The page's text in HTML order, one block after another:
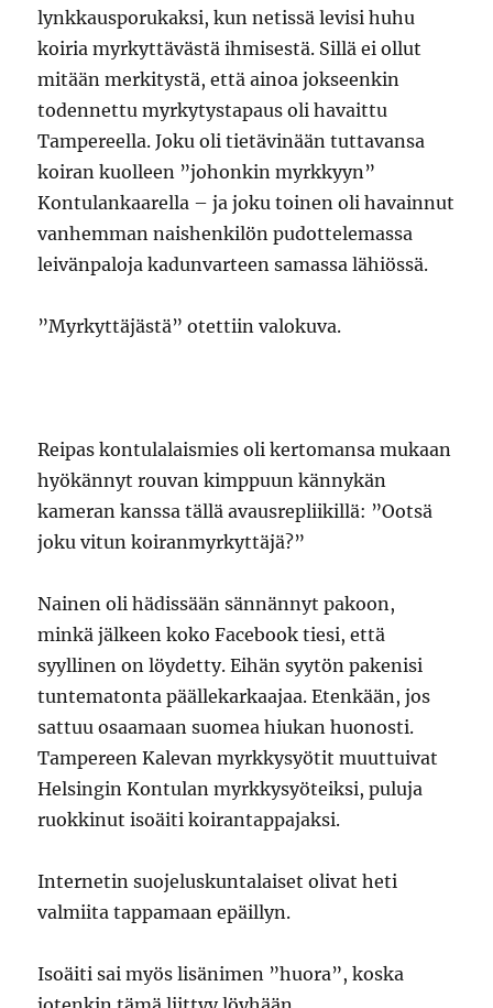
lynkkausporukaksi, kun netissä levisi huhu
koiria myrkyttävästä ihmisestä. Sillä ei ollut
mitään merkitystä, että ainoa jokseenkin
todennettu myrkytystapaus oli havaittu
Tampereella. Joku oli tietävinään tuttavansa
koiran kuolleen ”johonkin myrkkyyn”
Kontulankaarella – ja joku toinen oli havainnut
vanhemman naishenkilön pudottelemassa
leivänpaloja kadunvarteen samassa lähiössä.
”Myrkyttäjästä” otettiin valokuva.
Reipas kontulalaismies oli kertomansa mukaan
hyökännyt rouvan kimppuun kännykän
kameran kanssa tällä avausrepliikillä: ”Ootsä
joku vitun koiranmyrkyttäjä?”
Nainen oli hädissään sännännyt pakoon,
minkä jälkeen koko Facebook tiesi, että
syyllinen on löydetty. Eihän syytön pakenisi
tuntematonta päällekarkaajaa. Etenkään, jos
sattuu osaamaan suomea hiukan huonosti.
Tampereen Kalevan myrkkysyötit muuttuivat
Helsingin Kontulan myrkkysyöteiksi, puluja
ruokkinut isoäiti koirantappajaksi.
Internetin suojeluskuntalaiset olivat heti
valmiita tappamaan epäillyn.
Isoäiti sai myös lisänimen ”huora”, koska